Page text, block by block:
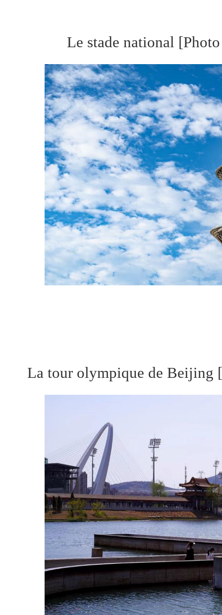
Le stade national
La tour olympique de Beijing